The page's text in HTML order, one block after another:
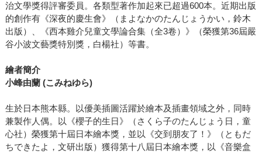
治文學獎得評審委員。各類型著作加起來已超過600本。近期出版
的創作有《深夜的慶生會》（まよなかのたんじょうかい，鈴木
出版）、《西本雞介兒童文學論合集（全3卷）》（榮獲第36屆嚴
谷小波文藝獎特別獎，白楊社）等書。
繪者簡介
小峰由蘭 (こみねゆら)
生於日本熊本縣。以優美插圖活躍於繪本及插畫領域之外，同時
兼製作人偶。以《櫻子的生日》（さくら子のたんじょう日，童
心社）榮獲第十屆日本繪本獎，並以《交到朋友了！》（ともだ
ちできたよ，文研出版）獲得第十八屆日本繪本獎，以《音樂盒